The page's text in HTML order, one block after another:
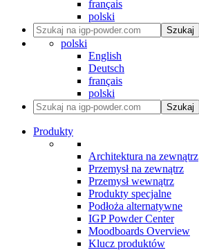
français
polski
Szukaj
polski
English
Deutsch
français
polski
Szukaj
Produkty
Architektura na zewnątrz
Przemysł na zewnątrz
Przemysł wewnątrz
Produkty specjalne
Podłoża alternatywne
IGP Powder Center
Moodboards Overview
Klucz produktów